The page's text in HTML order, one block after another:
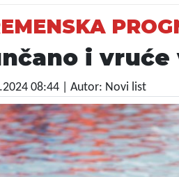
i
08:44 | Autor: Novi list